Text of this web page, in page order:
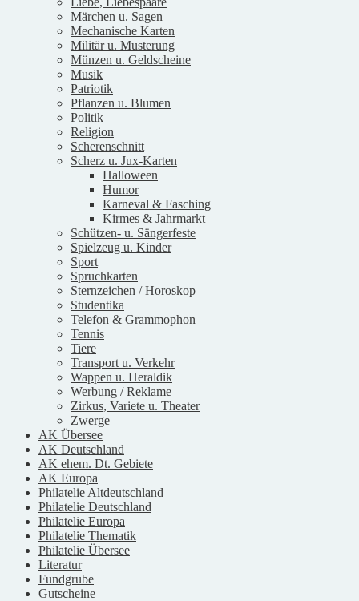
Märchen u. Sagen
Mechanische Karten
Militär u. Musterung
Münzen u. Geldscheine
Musik
Patriotik
Pflanzen u. Blumen
Politik
Religion
Scherenschnitt
Scherz u. Jux-Karten
Halloween
Humor
Karneval & Fasching
Kirmes & Jahrmarkt
Schützen- u. Sängerfeste
Spielzeug u. Kinder
Sport
Spruchkarten
Sternzeichen / Horoskop
Studentika
Telefon & Grammophon
Tennis
Tiere
Transport u. Verkehr
Wappen u. Heraldik
Werbung / Reklame
Zirkus, Variete u. Theater
Zwerge
AK Übersee
AK Deutschland
AK ehem. Dt. Gebiete
AK Europa
Philatelie Altdeutschland
Philatelie Deutschland
Philatelie Europa
Philatelie Thematik
Philatelie Übersee
Literatur
Fundgrube
Gutscheine